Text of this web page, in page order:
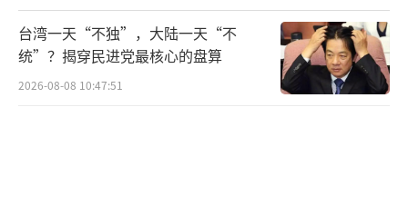
台湾一天“不独”，大陆一天“不
统”？揭穿民进党最核心的盘算
2026-08-08 10:47:51